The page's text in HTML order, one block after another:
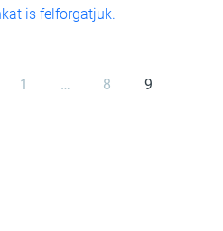
is felforgatjuk.
1 … 8 9